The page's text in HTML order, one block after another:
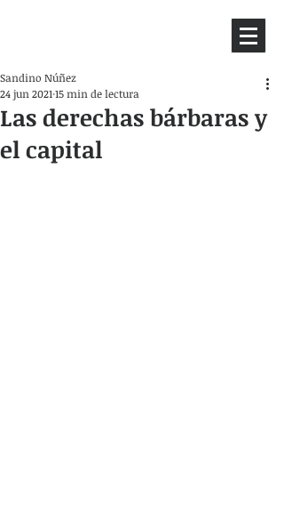
Las derechas bárbaras y
el capital
Sandino Núñez
24 jun 2021 15 min de lectura